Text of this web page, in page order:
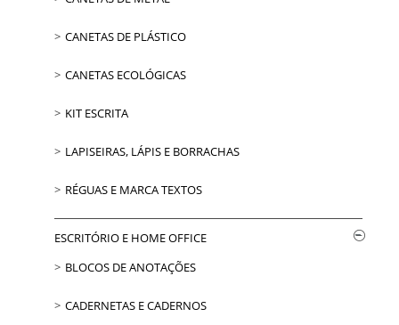
CANETAS DE PLÁSTICO
CANETAS ECOLÓGICAS
KIT ESCRITA
LAPISEIRAS, LÁPIS E BORRACHAS
RÉGUAS E MARCA TEXTOS
ESCRITÓRIO E HOME OFFICE
BLOCOS DE ANOTAÇÕES
CADERNETAS E CADERNOS